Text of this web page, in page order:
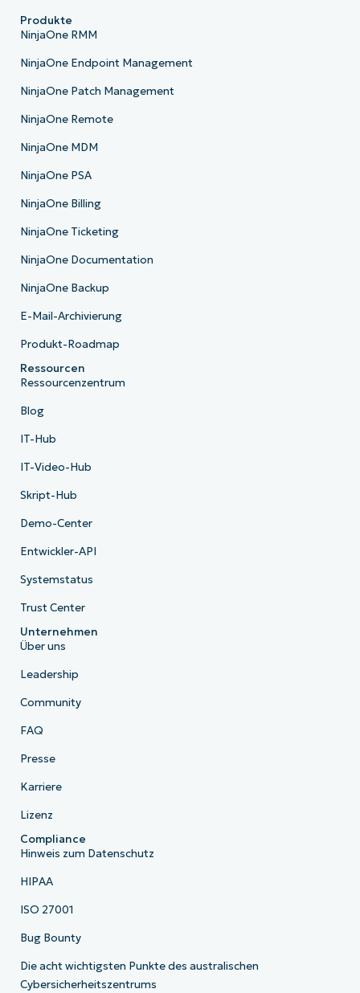
Produkte
NinjaOne RMM
NinjaOne Endpoint Management
NinjaOne Patch Management
NinjaOne Remote
NinjaOne MDM
NinjaOne PSA
NinjaOne Billing
NinjaOne Ticketing
NinjaOne Documentation
NinjaOne Backup
E-Mail-Archivierung
Produkt-Roadmap
Ressourcen
Ressourcenzentrum
Blog
IT-Hub
IT-Video-Hub
Skript-Hub
Demo-Center
Entwickler-API
Systemstatus
Trust Center
Unternehmen
Über uns
Leadership
Community
FAQ
Presse
Karriere
Lizenz
Compliance
Hinweis zum Datenschutz
HIPAA
ISO 27001
Bug Bounty
Die acht wichtigsten Punkte des australischen
Cybersicherheitszentrums